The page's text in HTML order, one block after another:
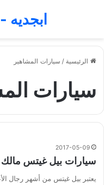
ابجديه - Abjadih
الرئيسية / سيارات المشاهير
سيارات
2017-05-09
سيارات بيل غيتس
يعتبر بيل غيتس من أشهر رجال